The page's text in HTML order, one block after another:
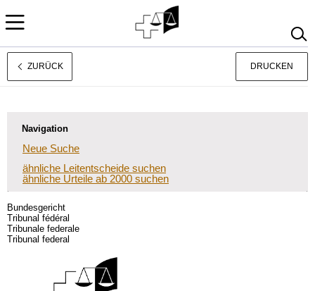
Français
ZURÜCK DRUCKEN
Navigation
Neue Suche
ähnliche Leitentscheide suchen
ähnliche Urteile ab 2000 suchen
Bundesgericht
Tribunal fédéral
Tribunale federale
Tribunal federal